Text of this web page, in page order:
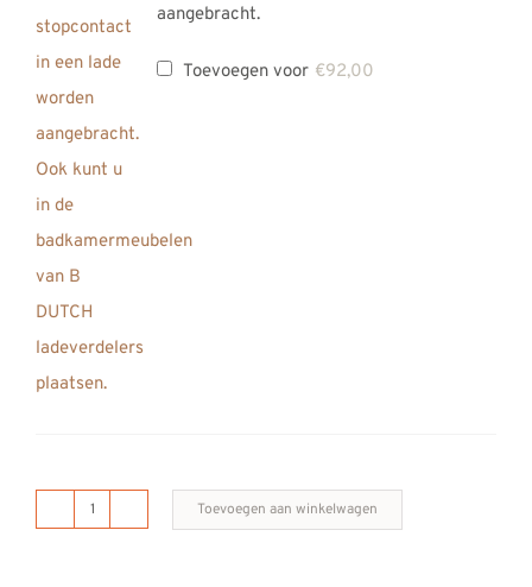
aangebracht.
Toevoegen voor €92,00
B
Toevoegen aan winkelwagen